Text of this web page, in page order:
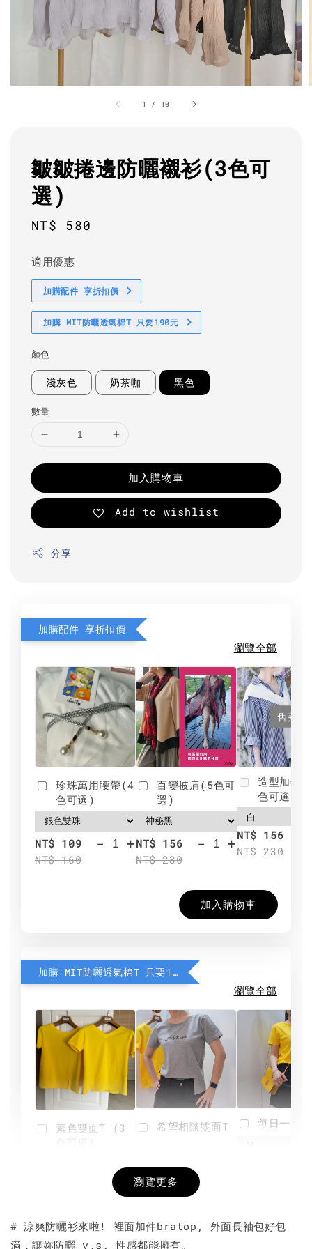
1 / 10
皺皺捲邊防曬襯衫(3色可
選)
Regular
NT$ 580
適用優惠
加購配件 享折扣價
加購 MIT防曬透氣棉T 只要190元
顏色
淺灰色 奶茶咖 黑色
數量
加入購物車
Add to wishlist
分享
加購配件 享折扣價
瀏覽全部
珍珠萬用腰帶(4
色可選)
NT$ 109
NT$ 160
- +
百變披肩(5色可
選)
NT$ 156
NT$ 230
- +
售完
造型加分
色可選)
NT$ 156
NT$ 230
加入購物車
加購 MIT防曬透氣棉T 只要190元
瀏覽全部
素色雙面T (3
+
希望相隨雙面T
NT$ 190
-
每日一笑
瀏覽更多
# 涼爽防曬衫來啦! 裡面加件bratop, 外面長袖包好包
滿，讓妳防曬 v.s. 性感都能擁有。